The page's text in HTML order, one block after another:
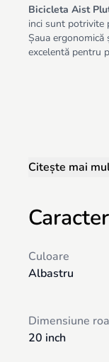
Bicicleta Aist
inci sunt potrivite
Șaua
excelentă pentru
Citește mai
Culoare
Albastru
Dimensiune
20 inch